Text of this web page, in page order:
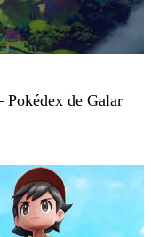
de Galar